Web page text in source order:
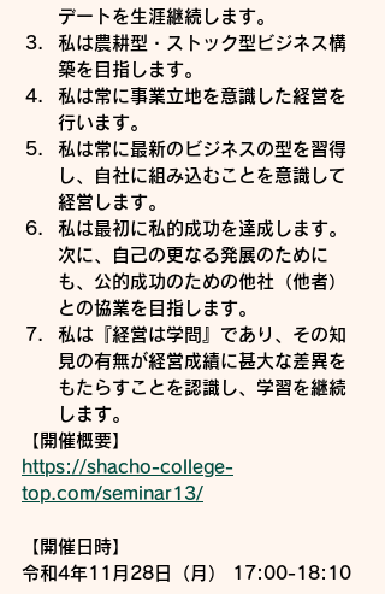
デートを生涯継続します。
私は農耕型・ストック型ビジネス構
築を目指します。
私は常に事業立地を意識した経営を
行います。
私は常に最新のビジネスの型を習得
し、自社に組み込むことを意識して
経営します。
私は最初に私的成功を達成します。
次に、自己の更なる発展のために
も、公的成功のための他社（他者）
との協業を目指します。
私は『経営は学問』であり、その知
見の有無が経営成績に甚大な差異を
もたらすことを認識し、学習を継続
します。
【開催概要】
https://shacho-college-
top.com/seminar13/
【開催日時】
令和4年11月28日（月） 17:00-18:10